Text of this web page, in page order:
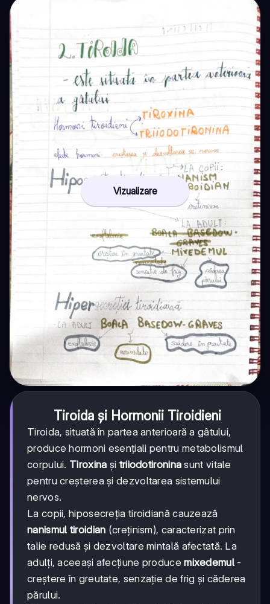
Vizualizare
Tiroida și Hormonii Tiroidieni
Tiroida, situată în partea anterioară a gâtului,
produce hormoni esențiali pentru metabolismul
corpului. Tiroxina și triiodotironina sunt vitale
pentru creșterea și dezvoltarea sistemului
nervos.
La copii, hiposecreția tiroidiană cauzează
nanismul tiroidian (creținism), caracterizat prin
talie redusă și dezvoltare mintală afectată. La
adulți, aceeași afecțiune producemixedemul-
creștere în greutate, senzație de frig și căderea
părului.